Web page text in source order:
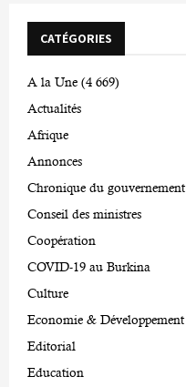
CATÉGORIES
A la Une (4 669)
Actualités
Afrique
Annonces
Chronique du gouvernement
Conseil des ministres
Coopération
COVID-19 au Burkina
Culture
Economie & Développement
Editorial
Education